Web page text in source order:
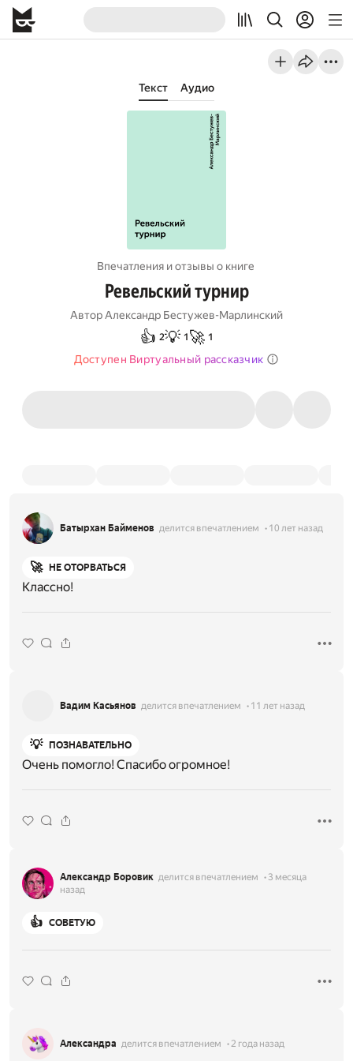
Текст Аудио
Впечатления и отзывы о книге
Ревельский турнир
АвторАлександр Бестужев-Марлинский
👍 2💡 1 🚀 1
Доступен Виртуальный рассказчик
Батырхан Байменов делится впечатлением 10 лет назад
🚀 НЕ ОТОРВАТЬСЯ
Классно!
Вадим Касьянов делится впечатлением 11 лет назад
💡 ПОЗНАВАТЕЛЬНО
Очень помогло! Спасибо огромное!
Александр Боровик делится впечатлением
3 месяца
назад
👍 СОВЕТУЮ
Александра делится впечатлением 2 года назад